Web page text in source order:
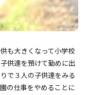
も大きくなって小学校
供達を預けて勤めに出
で３人の子供達をみる
の仕事をやめることに